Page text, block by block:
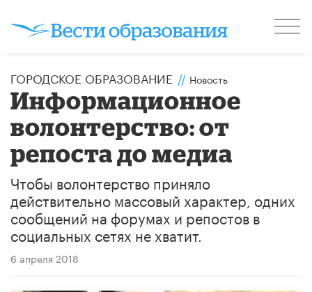
ГОРОДСКОЕ ОБРАЗОВАНИЕ // Новость
​Информационное
волонтерство: от
репоста до медиа
Чтобы волонтерство приняло
действительно массовый характер, одних
сообщений на форумах и репостов в
социальных сетях не хватит.
6 апреля 2018